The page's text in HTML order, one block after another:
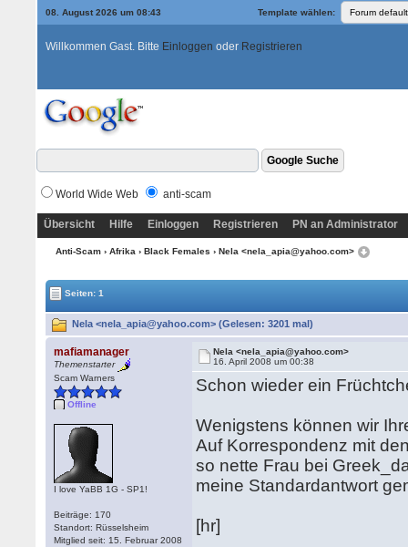
08. August 2026 um 08:43 Template wählen:
Willkommen Gast. Bitte Einloggen oder Registrieren
World Wide Web anti-scam
Übersicht Hilfe Einloggen Registrieren PN an Administrator
Anti-Scam› Afrika › Black Females › Nela <nela_apia@yahoo.com>
Seiten: 1
Nela <nela_apia@yahoo.com> (Gelesen: 3201 mal)
mafiamanager
Themenstarter
Scam Warners
Offline
I love YaBB 1G - SP1!
Beiträge: 170
Standort: Rüsselsheim
Mitglied seit: 15. Februar 2008
Nela <nela_apia@yahoo.com>
16. April 2008 um 00:38
Schon wieder ein
Wenigstens können wir
Auf Korrespondenz mit
so nette Frau bei
meine Standardantwort
[hr]